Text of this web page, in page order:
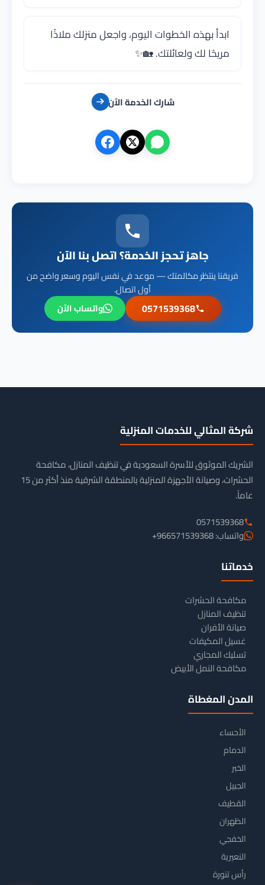
ابدأ بهذه الخطوات اليوم، واجعل منزلك ملاذًا
مريحًا لك ولعائلتك. 🏡✨
شارك الخدمة الآن
جاهز تحجز الخدمة؟ اتصل بنا الآن
فريقنا ينتظر مكالمتك — موعد في نفس اليوم وسعر واضح من
أول اتصال.
0571539368 واتساب الآن
شركة المثالي للخدمات المنزلية
الشريك الموثوق للأسرة السعودية في تنظيف المنازل، مكافحة
الحشرات، وصيانة الأجهزة المنزلية بالمنطقة الشرقية منذ أكثر من 15
عاماً.
0571539368
واتساب: 966571539368+
خدماتنا
مكافحة الحشرات
تنظيف المنازل
صيانة الأفران
غسيل المكيفات
تسليك المجاري
مكافحة النمل الأبيض
المدن المغطاة
الأحساء
الدمام
الخبر
الجبيل
القطيف
الظهران
الخفجي
النعيرية
رأس تنورة